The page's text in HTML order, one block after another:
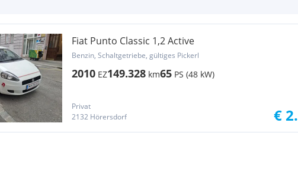
Fiat Punto Classic 1,2 Active
Benzin, Schaltgetriebe, gültiges Pickerl
2010 EZ149.328 km65 PS (48 kW)
Privat
2132 Hörersdorf
€